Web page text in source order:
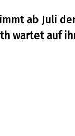
ab Juli
wartet auf